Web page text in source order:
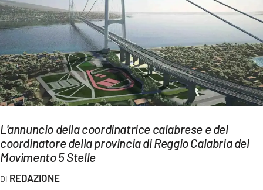
EVENTI
Streaming
LAC TV
LAC ONAIR
LaC
L'annuncio della coordinatrice calabrese e del
coordinatore della provincia di Reggio Calabria del
Movimento 5 Stelle
REDAZIONE